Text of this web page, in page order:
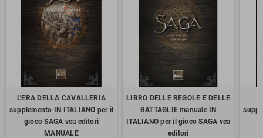
L'ERA DELLA CAVALLERIA
supplemento IN ITALIANO per il
gioco SAGA vea editori
MANUALE
LIBRO DELLE REGOLE E DELLE
BATTAGLIE manuale IN
ITALIANO per il gioco SAGA vea
editori